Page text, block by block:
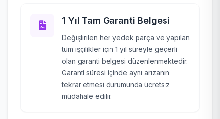
1 Yıl Tam Garanti Belgesi
Değiştirilen her yedek parça ve yapılan
tüm işçilikler için 1 yıl süreyle geçerli
olan garanti belgesi düzenlenmektedir.
Garanti süresi içinde aynı arızanın
tekrar etmesi durumunda ücretsiz
müdahale edilir.